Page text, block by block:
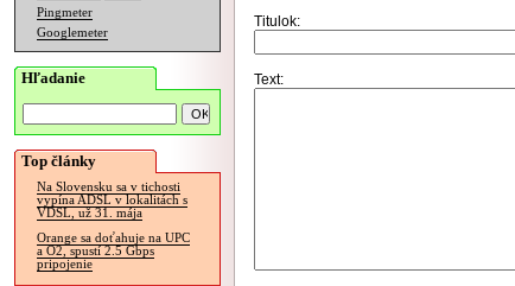
Pingmeter
Googlemeter
Hľadanie
Top články
Na Slovensku sa v tichosti
vypína ADSL v lokalitách s
VDSL, už 31. mája
Orange sa doťahuje na UPC
a O2, spustí 2.5 Gbps
pripojenie
Titulok:
Text: